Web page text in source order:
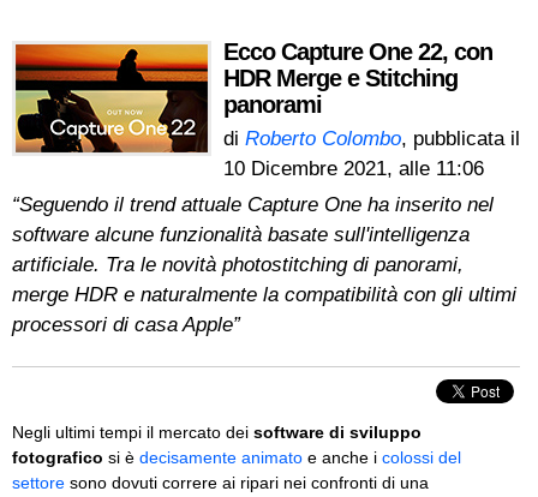
Ecco Capture One 22, con
HDR Merge e Stitching
panorami
di Roberto Colombo, pubblicata il
10 Dicembre 2021, alle 11:06
“Seguendo il trend attuale Capture One ha inserito nel
software alcune funzionalità basate sull'intelligenza
artificiale. Tra le novità photostitching di panorami,
merge HDR e naturalmente la compatibilità con gli ultimi
processori di casa Apple”
Negli ultimi tempi il mercato dei software di sviluppo
fotografico si è decisamente animato e anche i colossi del
settore sono dovuti correre ai ripari nei confronti di una